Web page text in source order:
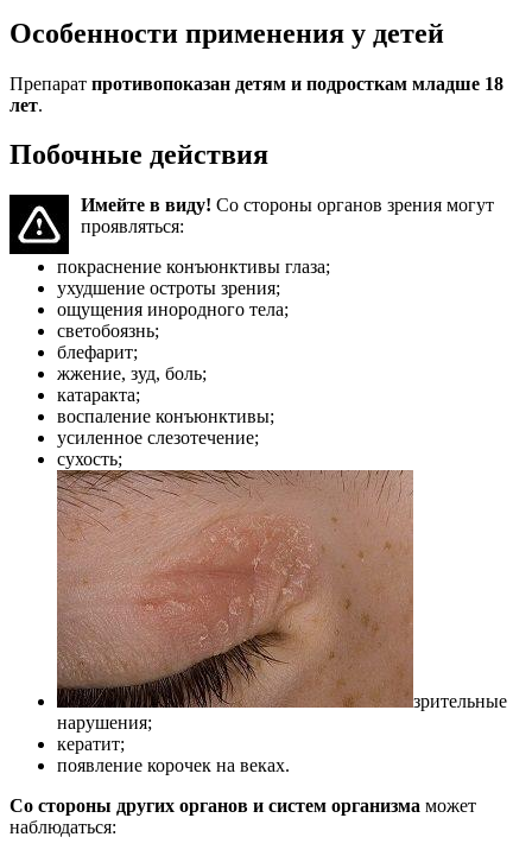
Особенности применения у детей
Препарат противопоказан детям и подросткам младше 18
лет.
Побочные действия
Имейте в виду! Со стороны органов зрения могут
проявляться:
покраснение конъюнктивы глаза;
ухудшение остроты зрения;
ощущения инородного тела;
светобоязнь;
блефарит;
жжение, зуд, боль;
катаракта;
воспаление конъюнктивы;
усиленное слезотечение;
сухость;
зрительные
нарушения;
кератит;
появление корочек на веках.
Со стороны других органов и систем организма может
наблюдаться: